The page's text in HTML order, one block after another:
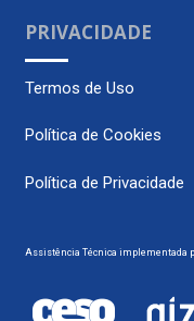
PRIVACIDADE
Termos de Uso
Política de Cookies
Política de Privacidade
Assistência Técnica implementada